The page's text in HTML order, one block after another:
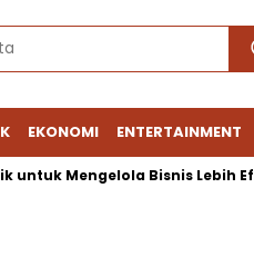
EKONOMI ENTERTAINMENT
Mengelola Bisnis Lebih Efisien